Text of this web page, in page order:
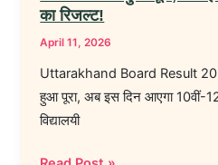
का रिजल्ट!
April 11, 2026
Uttarakhand Board Result
हुआ पूरा, अब इस दिन आएगा 10वीं-
विद्यालयी
अब
दिन
आएगा
10वीं-12वीं
का